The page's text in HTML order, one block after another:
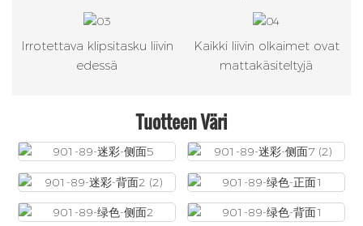
Irrotettava klipsitasku liivin
edessä
Kaikki liivin olkaimet ovat
mattakäsiteltyjä
Tuotteen Väri